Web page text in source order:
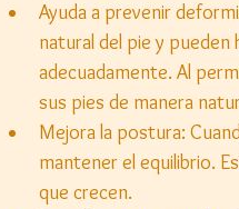
Ayuda a prevenir
natural del pie y pueden
adecuadamente. Al
sus pies de manera
Mejora la postura:
mantener el equilibrio.
que crecen.